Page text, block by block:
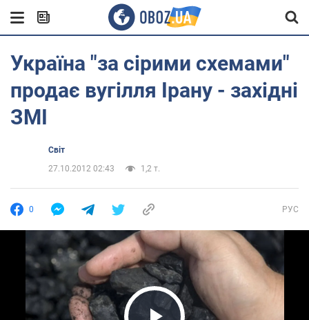
Україна "за сірими схемами"
продає вугілля Ірану - західні
ЗМІ
Світ
27.10.2012 02:43
1,2 т.
0 РУС